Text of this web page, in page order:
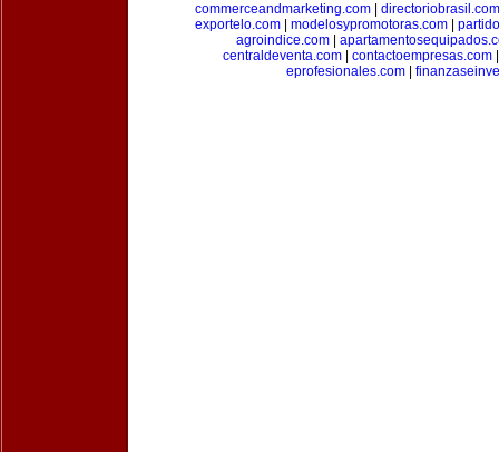
commerceandmarketing.com| directoriobrasil.com
exportelo.com
modelosypromotoras.com
agroindice.com
centraldeventa.com
contactoempresas.com
eprofesionales.com